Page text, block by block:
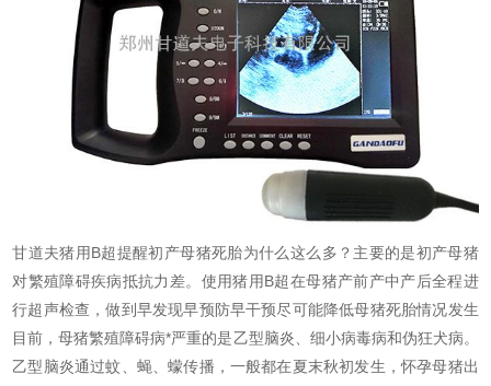
甘道夫猪用B超提醒初产母猪死胎为什么这么多？主要的是初产母猪
对繁殖障碍疾病抵抗力差。使用猪用B超在母猪产前产中产后全程进
行超声检查，做到早发现早预防早干预尽可能降低母猪死胎情况发生
目前，母猪繁殖障碍病*严重的是乙型脑炎、细小病毒病和伪狂犬病。
乙型脑炎通过蚊、蝇、蠓传播，一般都在夏末秋初发生，怀孕母猪出